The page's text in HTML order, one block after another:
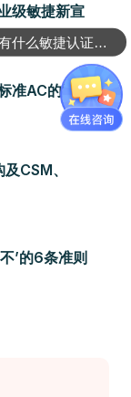
级敏捷新宣
准AC的区
CSM、
’的6条准则
认证课程是怎么收费的呢